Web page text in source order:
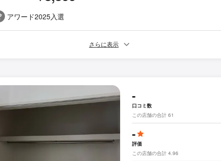
アワード2025入選
さらに表示
-
口コミ数
この店舗の合計 61
-
評価
この店舗の合計 4.96